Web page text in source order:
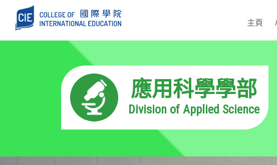
主頁
應用科學學部
Division of Applied Science